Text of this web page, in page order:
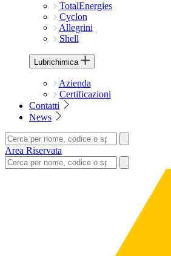
TotalEnergies
Cyclon
Allegrini
Shell
Lubrichimica
Azienda
Certificazioni
Contatti
News
Area Riservata